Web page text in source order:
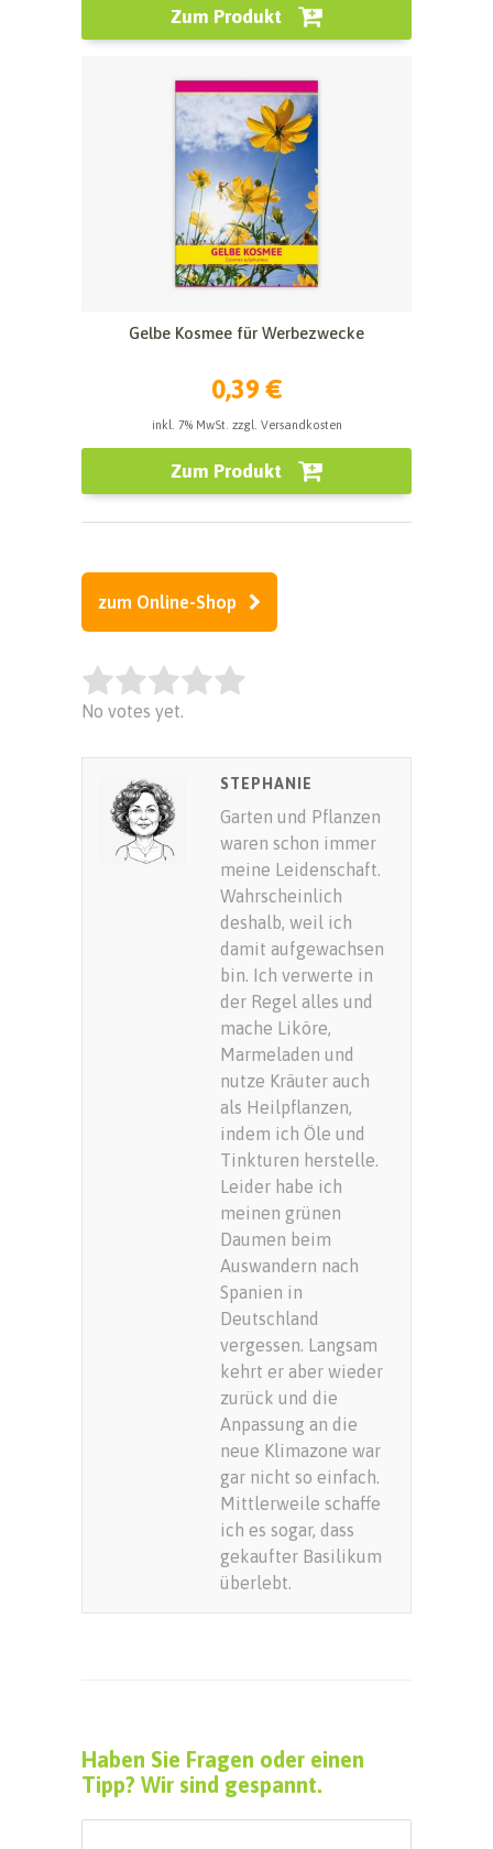
Zum Produkt
Gelbe Kosmee für Werbezwecke
0,39 €
inkl. 7% MwSt. zzgl. Versandkosten
Zum Produkt
zum Online-Shop
Rate this item:
SUBMIT RATING
No votes yet.
STEPHANIE
Garten und Pflanzen
waren schon immer
meine Leidenschaft.
Wahrscheinlich
deshalb, weil ich
damit aufgewachsen
bin. Ich verwerte in
der Regel alles und
mache Liköre,
Marmeladen und
nutze Kräuter auch
als Heilpflanzen,
indem ich Öle und
Tinkturen herstelle.
Leider habe ich
meinen grünen
Daumen beim
Auswandern nach
Spanien in
Deutschland
vergessen. Langsam
kehrt er aber wieder
zurück und die
Anpassung an die
neue Klimazone war
gar nicht so einfach.
Mittlerweile schaffe
ich es sogar, dass
gekaufter Basilikum
überlebt.
Haben Sie Fragen oder einen
Tipp? Wir sind gespannt.